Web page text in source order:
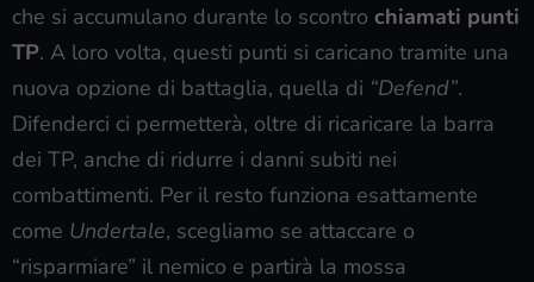
che si accumulano durante lo scontro chiamati punti
TP. A loro volta, questi punti si caricano tramite una
nuova opzione di battaglia, quella di “Defend”.
Difenderci ci permetterà, oltre di ricaricare la barra
dei TP, anche di ridurre i danni subiti nei
combattimenti. Per il resto funziona esattamente
come Undertale, scegliamo se attaccare o
“risparmiare” il nemico e partirà la mossa